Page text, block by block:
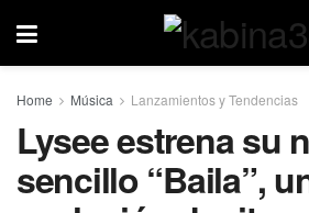
Home Música Lanzamientos y Tendencias
Lysee estrena su
sencillo “Baila”,